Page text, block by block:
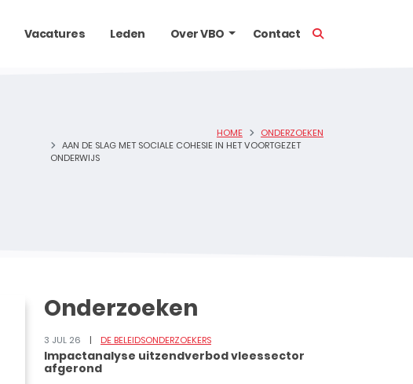
Vacatures Leden Over VBO Contact
HOME
ONDERZOEKEN
AAN DE SLAG MET SOCIALE COHESIE IN HET VOORTGEZET
ONDERWIJS
Onderzoeken
3 JUL 26 DE BELEIDSONDERZOEKERS
Impactanalyse uitzendverbod vleessector
afgerond